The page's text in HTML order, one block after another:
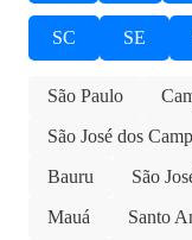
SC SE
São Paulo
São José dos
Bauru
São
Mauá
Santo